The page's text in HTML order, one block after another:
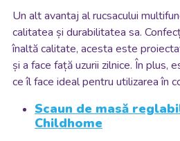
Un alt avantaj al rucsacului
calitatea și durabilitatea sa.
înaltă calitate, acesta este
și a face față uzurii zilnice. În plus,
ce îl face ideal pentru utilizarea în
Scaun de masă
Childhome